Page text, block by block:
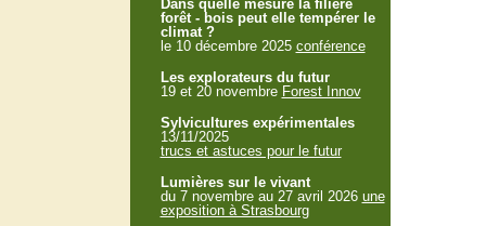
Dans quelle mesure la filière
forêt - bois peut elle tempérer le
climat ?
le 10 décembre 2025 conférence
Les explorateurs du futur
19 et 20 novembre Forest Innov
Sylvicultures expérimentales
13/11/2025
trucs et astuces pour le futur
Lumières sur le vivant
du 7 novembre au 27 avril 2026 une
exposition à Strasbourg